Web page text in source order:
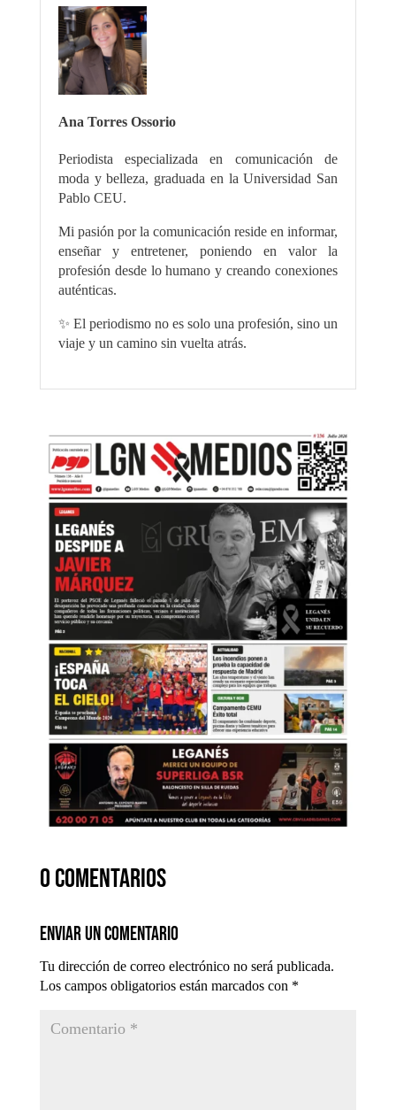
Ana Torres Ossorio
Periodista especializada en comunicación de
moda y belleza, graduada en la Universidad San
Pablo CEU.
Mi pasión por la comunicación reside en informar,
enseñar y entretener, poniendo en valor la
profesión desde lo humano y creando conexiones
auténticas.
✨ El periodismo no es solo una profesión, sino un
viaje y un camino sin vuelta atrás.
0 comentarios
Enviar un comentario
Tu dirección de correo electrónico no será publicada.
Los campos obligatorios están marcados con *